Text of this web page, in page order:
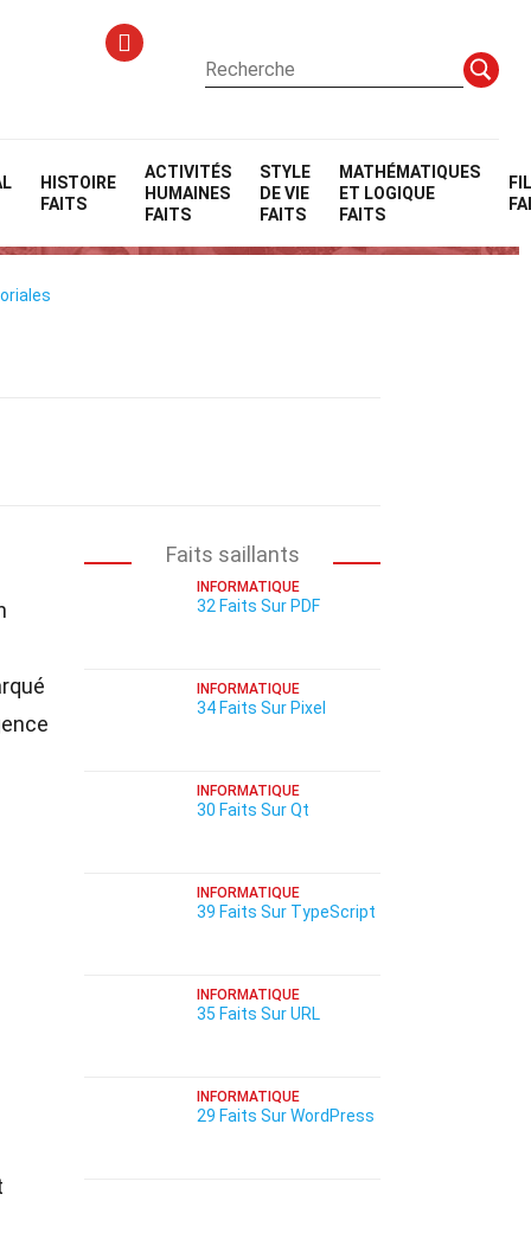
HISTOIRE
FAITS
ACTIVITÉS
HUMAINES
FAITS
STYLE
DE VIE
FAITS
MATHÉMATIQUES
ET LOGIQUE
FAITS
Faits saillants
INFORMATIQUE
32 Faits Sur PDF
INFORMATIQUE
34 Faits Sur Pixel
INFORMATIQUE
30 Faits Sur Qt
INFORMATIQUE
39 Faits Sur TypeScript
INFORMATIQUE
35 Faits Sur URL
INFORMATIQUE
29 Faits Sur WordPress